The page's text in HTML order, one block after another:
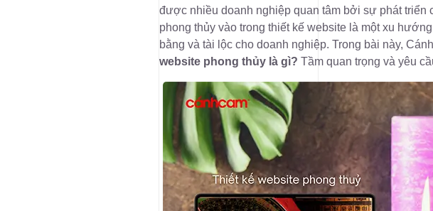
được nhiều doanh nghiệp quan tâm bởi sự phát triển
phong thủy vào trong thiết kế website là một xu
bằng và tài lộc cho doanh nghiệp. Trong bài này,
website phong thủy là gì? Tầm quan trọng và yêu